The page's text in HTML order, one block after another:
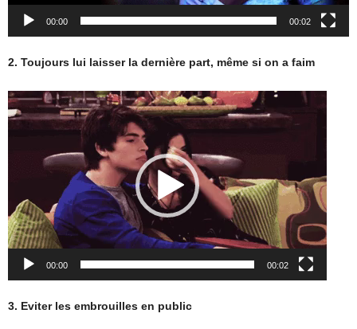
00:00 00:02
2. Toujours lui laisser la dernière part, même si on a faim
Lecteur
vidéo
00:00 00:02
3. Eviter les embrouilles en public